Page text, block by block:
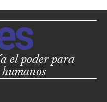
el poder para